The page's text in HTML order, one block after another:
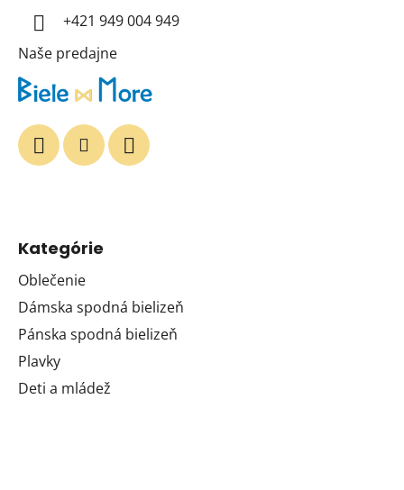
+421 949 004 949
Naše predajne
Kategórie
Oblečenie
Dámska spodná bielizeň
Pánska spodná bielizeň
Plavky
Deti a mládež